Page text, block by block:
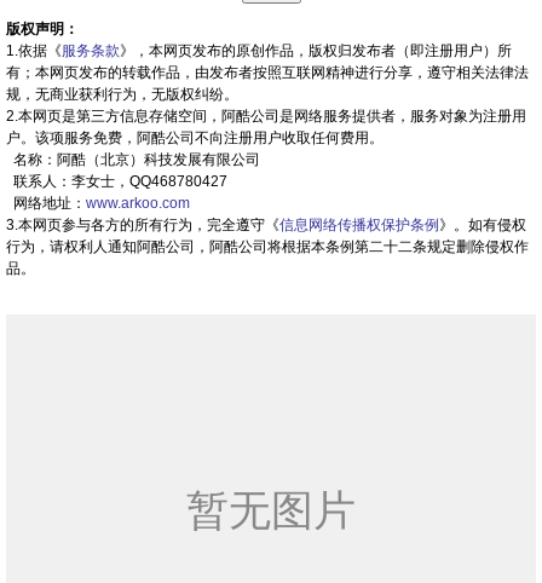
版权声明：
1.依据《服务条款》，本网页发布的原创作品，版权归发布者（即注册用户）所
有；本网页发布的转载作品，由发布者按照互联网精神进行分享，遵守相关法律法
规，无商业获利行为，无版权纠纷。
2.本网页是第三方信息存储空间，阿酷公司是网络服务提供者，服务对象为注册用
户。该项服务免费，阿酷公司不向注册用户收取任何费用。
名称：阿酷（北京）科技发展有限公司
联系人：李女士，QQ468780427
网络地址： www.arkoo.com
3.本网页参与各方的所有行为，完全遵守《信息网络传播权保护条例 》。如有侵权
行为，请权利人通知阿酷公司，阿酷公司将根据本条例第二十二条规定删除侵权作
品。